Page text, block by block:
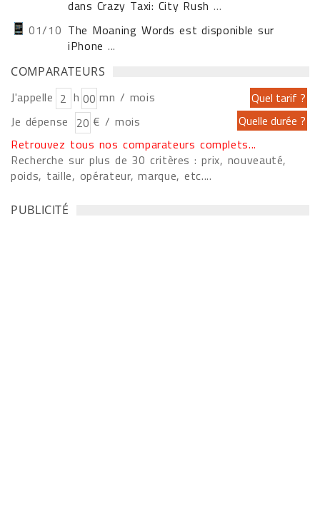
dans Crazy Taxi: City Rush...
01/10 The Moaning Words est disponible sur
iPhone ...
COMPARATEURS
J'appelle h
mn / mois
Je dépense
€ / mois
Retrouvez tous nos comparateurs complets...
Recherche sur plus de 30 critères : prix, nouveauté,
poids, taille, opérateur, marque, etc....
PUBLICITÉ